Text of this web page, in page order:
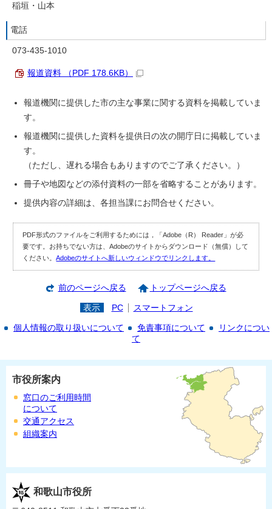
稲垣・山本
電話
073-435-1010
報道資料 （PDF 178.6KB）
報道機関に提供した市の主な事業に関する資料を掲載していま
す。
報道機関に提供した資料を提供日の次の開庁日に掲載していま
す。
（ただし、遅れる場合もありますのでご了承ください。）
冊子や地図などの添付資料の一部を省略することがあります。
提供内容の詳細は、各担当課にお問合せください。
PDF形式のファイルをご利用するためには，「Adobe（R） Reader」が必
要です。お持ちでない方は、Adobeのサイトからダウンロード（無償）して
ください。Adobeのサイトへ新しいウィンドウでリンクします。
前のページへ戻る トップページへ戻る
表示 PC スマートフォン
個人情報の取り扱いについて 免責事項について
リンクについ
て
市役所案内
窓口のご利用時間
について
交通アクセス
組織案内
和歌山市役所